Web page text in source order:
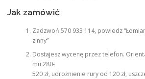
Jak zamówić
Zadzwoń 570 933 114, powiedz
zinny”
Dostajesz wycenę przez telefon.
mu 280-
520 zł, udrożnienie rury od 120 zł,